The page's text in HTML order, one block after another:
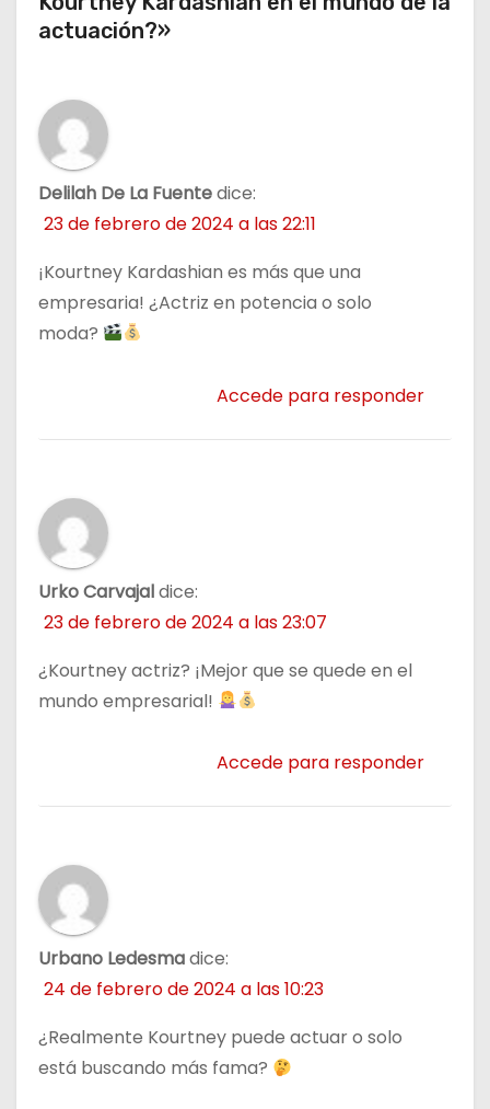
s
actuación?»
Delilah De La Fuentedice:
23 de febrero de 2024 a las 22:11
¡Kourtney Kardashian es más que una
empresaria! ¿Actriz en potencia o solo
moda?
Accede para responder
Urko Carvajaldice:
23 de febrero de 2024 a las 23:07
¿Kourtney actriz? ¡Mejor que se quede en el
mundo empresarial!
Accede para responder
Urbano Ledesmadice:
24 de febrero de 2024 a las 10:23
¿Realmente Kourtney puede actuar o solo
está buscando más fama?